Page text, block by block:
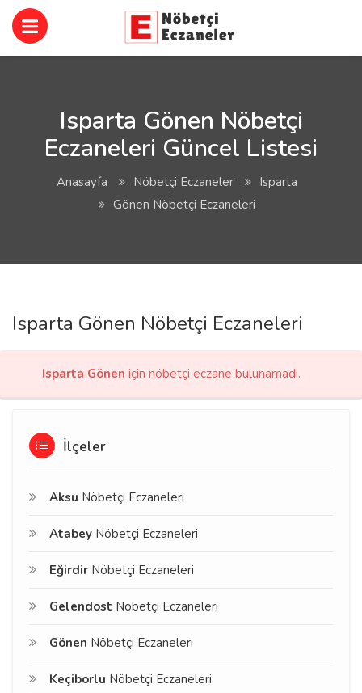
Isparta Gönen Nöbetçi
Eczaneleri Güncel Listesi
Anasayfa Nöbetçi Eczaneler
Isparta
Gönen Nöbetçi Eczaneleri
Isparta Gönen Nöbetçi Eczaneleri
Isparta Gönen için nöbetçi eczane bulunamadı.
İlçeler
Aksu Nöbetçi Eczaneleri
Atabey Nöbetçi Eczaneleri
Eğirdir Nöbetçi Eczaneleri
Gelendost Nöbetçi Eczaneleri
Gönen Nöbetçi Eczaneleri
Keçiborlu Nöbetçi Eczaneleri